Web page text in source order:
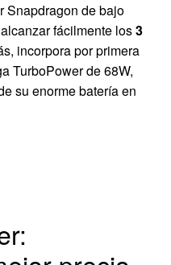
Snapdragon de bajo
fácilmente los3
incorpora por primera
TurboPower de 68W,
su enorme batería en